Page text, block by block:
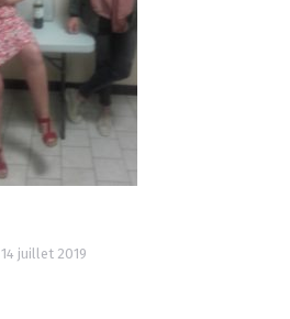
14 juillet 2019